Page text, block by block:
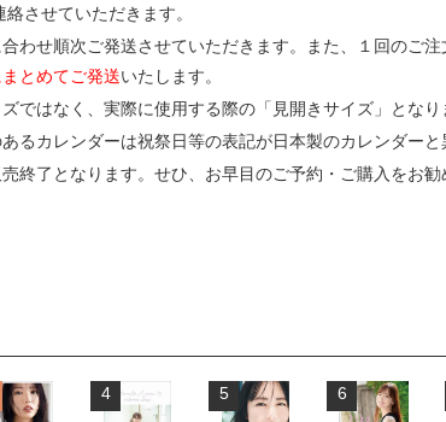
させていただきます。
わせ順次ご発送させていただきます。また、１回のご注
とめてご発送いたします。
ではなく、実際に使用する際の「見開きサイズ」となり
るカレンダーは祝祭日等の表記が日本製のカレンダーと
終了となります。せひ、お早目のご予約・ご購入をお勧
4 5 6